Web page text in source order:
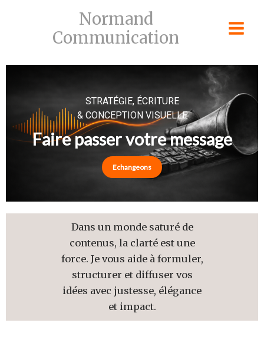
Normand
Communication
STRATÉGIE, ÉCRITURE
& CONCEPTION VISUELLE
Faire passer votre message
Echangeons
Dans un monde saturé de
contenus, la clarté est une
force. Je vous aide à formuler,
structurer et diffuser vos
idées avec justesse, élégance
et impact.